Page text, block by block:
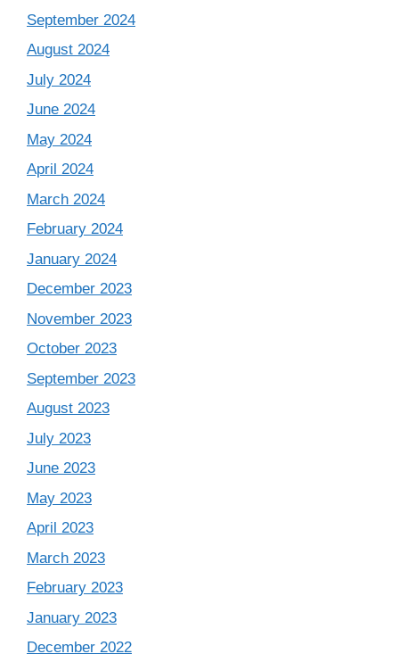
September 2024
August 2024
July 2024
June 2024
May 2024
April 2024
March 2024
February 2024
January 2024
December 2023
November 2023
October 2023
September 2023
August 2023
July 2023
June 2023
May 2023
April 2023
March 2023
February 2023
January 2023
December 2022